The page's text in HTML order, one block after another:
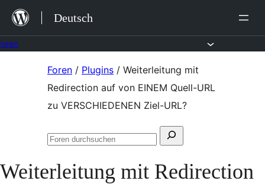
Zum
Inhalt
springen
Deutsch
Foren / Plugins / Weiterleitung mit
Redirection auf von EINEM Quell-URL
zu VERSCHIEDENEN Ziel-URL?
Suchen
Foren
Weiterleitung mit Redirection